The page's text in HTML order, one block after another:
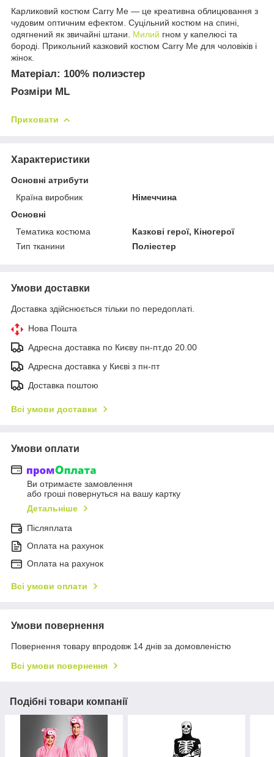
Карликовий костюм Carry Me — це креативна облицювання з
чудовим оптичним ефектом. Суцільний костюм на спині,
одягнений як звичайні штани. Милий гном у капелюсі та
бороді. Прикольний казковий костюм Carry Me для чоловіків і
жінок.
Матеріал: 100% полиэстер
Розміри ML
Приховати
Характеристики
Основні атрибути
Країна виробник
Німеччина
Основні
Тематика костюма
Казкові герої, Кіногерої
Тип тканини
Поліестер
Умови доставки
Доставка здійснюється тільки по передоплаті.
Нова Пошта
Адресна доставка по Києву пн-пт.до 20.00
Адресна доставка у Києві з пн-пт
Доставка поштою
Всі умови доставки
Умови оплати
Ви отримаєте замовлення
або гроші повернуться на вашу картку
Детальніше
Післяплата
Оплата на рахунок
Оплата на рахунок
Всі умови оплати
Умови повернення
Повернення товару впродовж 14 днів за домовленістю
Всі умови повернення
Подібні товари компанії